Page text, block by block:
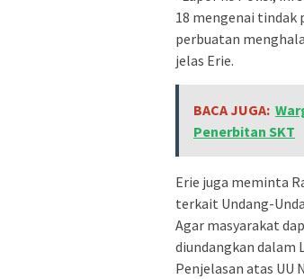
18 mengenai tindak
perbuatan
jelas Erie.
BACA JUGA:
Penerbitan SKT
Erie juga meminta
terkait Undang-
Agar masyarakat
diundangkan dalam
Penjelasan atas UU